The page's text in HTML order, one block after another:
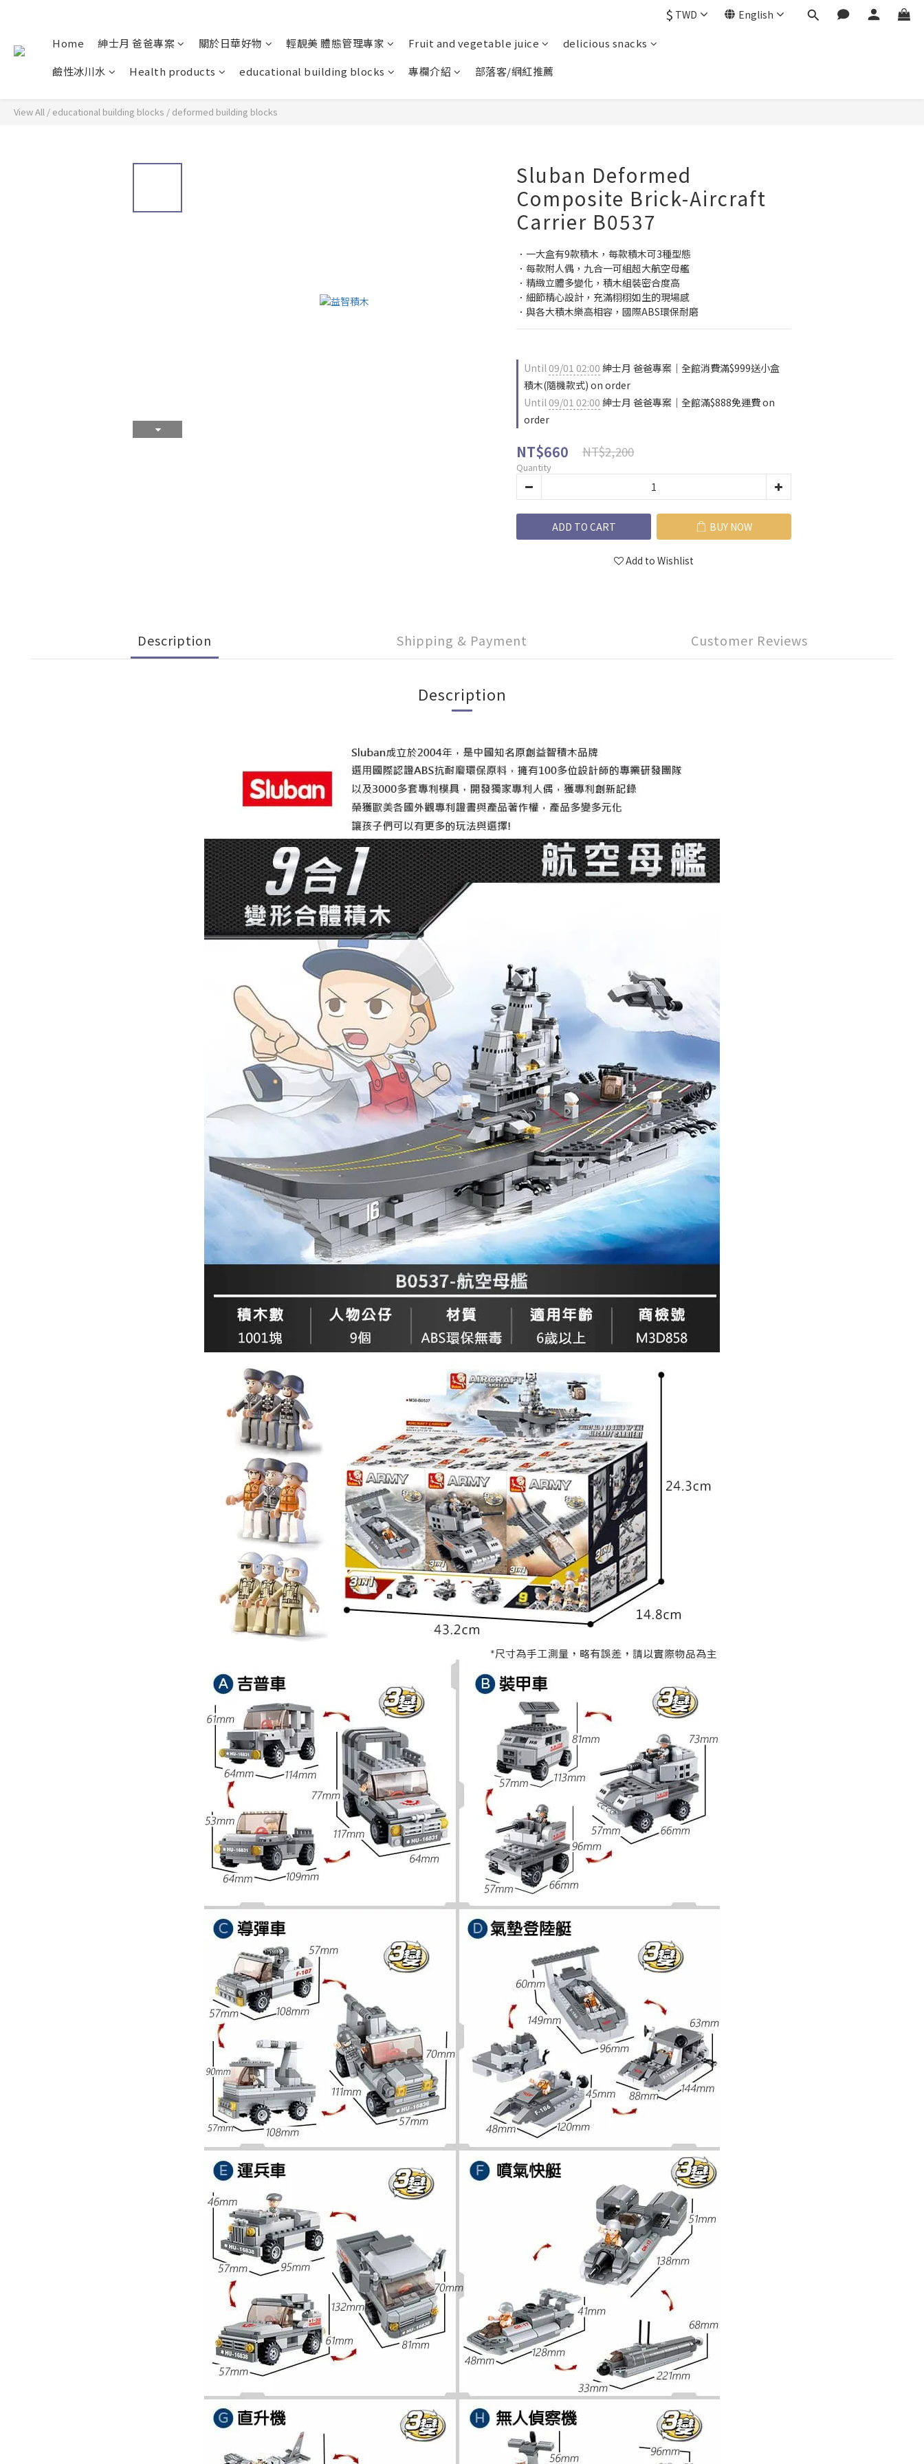
$ TWD English
Home 紳士月 爸爸專案 關於日華好物 輕靚美 體態管理專家 Fruit and vegetable juice
delicious snacks
鹼性冰川水
Health products educational building blocks 專欄介紹 部落客/網紅推薦
View All / educational building blocks / deformed building blocks
Sluban Deformed
Composite Brick-Aircraft
Carrier B0537
．一大盒有9款積木，每款積木可3種型態
．每款附人偶，九合一可組超大航空母艦
．精緻立體多變化，積木組裝密合度高
．細節精心設計，充滿栩栩如生的現場感
．與各大積木樂高相容，國際ABS環保耐磨
Until09/01 02:00 紳士月 爸爸專案｜全館消費滿$999送小盒
積木(隨機款式) on order
Until09/01 02:00 紳士月 爸爸專案｜全館滿$888免運費 on
order
NT$660 NT$2,200
Quantity
ADD TO CART BUY NOW
Add to Wishlist
Description Shipping & Payment Customer Reviews
Description